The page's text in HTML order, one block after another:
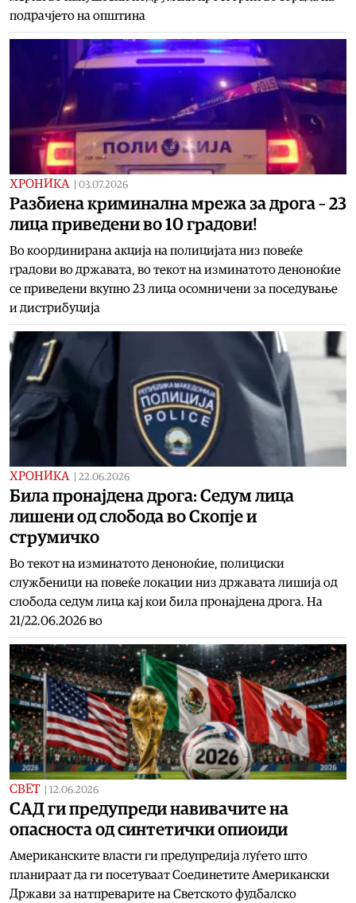
подрачјето на општина
ХРОНИКА 03.07.2026
Разбиена криминална мрежа за дрога – 23
лица приведени во 10 градови!
Во координирана акција на полицијата низ повеќе
градови во државата, во текот на изминатото деноноќие
се приведени вкупно 23 лица осомничени за поседување
и дистрибуција
ХРОНИКА 22.06.2026
Била пронајдена дрога: Седум лица
лишени од слобода во Скопје и
струмичко
Во текот на изминатото деноноќие, полициски
службеници на повеќе локации низ државата лишија од
слобода седум лица кај кои била пронајдена дрога. На
21/22.06.2026 во
СВЕТ 12.06.2026
САД ги предупреди навивачите на
опасноста од синтетички опиоиди
Американските власти ги предупредија луѓето што
планираат да ги посетуваат Соединетите Американски
Држави за натпреварите на Светското фудбалско